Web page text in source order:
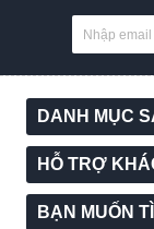
Đèn
DANH MỤC
HỖ TRỢ
BẠN MUỐN